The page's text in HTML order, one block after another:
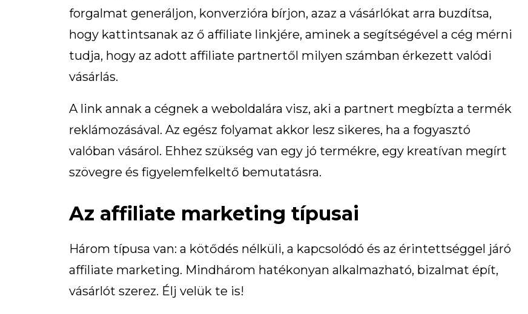
forgalmat generáljon, konverzióra bírjon, azaz a vásárlókat arra buzdítsa,
hogy kattintsanak az ő affiliate linkjére, aminek a segítségével a cég mérni
tudja, hogy az adott affiliate partnertől milyen számban érkezett valódi
vásárlás.
A link annak a cégnek a weboldalára visz, aki a partnert megbízta a termék
reklámozásával. Az egész folyamat akkor lesz sikeres, ha a fogyasztó
valóban vásárol. Ehhez szükség van egy jó termékre, egy kreatívan megírt
szövegre és figyelemfelkeltő bemutatásra.
Az affiliate marketing típusai
Három típusa van: a kötődés nélküli, a kapcsolódó és az érintettséggel járó
affiliate marketing. Mindhárom hatékonyan alkalmazható, bizalmat épít,
vásárlót szerez. Élj velük te is!